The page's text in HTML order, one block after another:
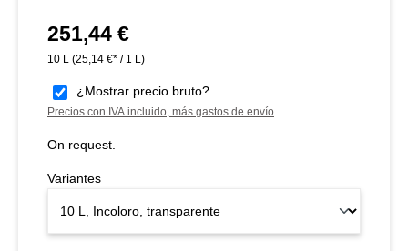
Precio normal:
251,44 €
10 L (25,14 €* / 1 L)
¿Mostrar precio bruto?
Precios con IVA incluido, más gastos de envío
On request.
Variantes